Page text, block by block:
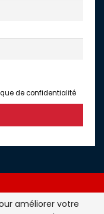
de confidentialité
améliorer votre